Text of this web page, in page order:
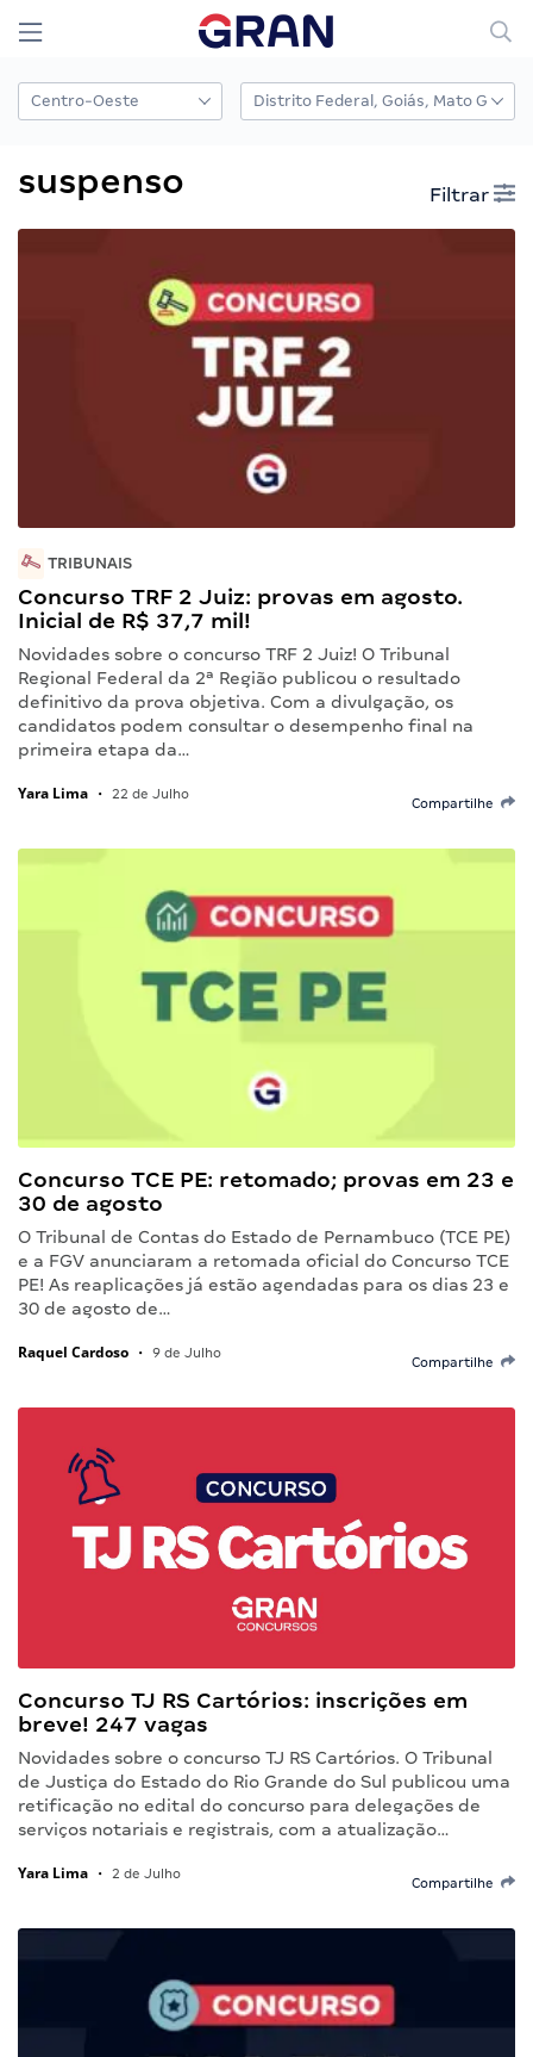
suspenso Filtrar
TRIBUNAIS
Concurso TRF 2 Juiz: provas em agosto.
Inicial de R$ 37,7 mil!
Novidades sobre o concurso TRF 2 Juiz! O Tribunal
Regional Federal da 2ª Região publicou o resultado
definitivo da prova objetiva. Com a divulgação, os
candidatos podem consultar o desempenho final na
primeira etapa da…
Yara Lima • 22 de Julho
Compartilhe
Concurso TCE PE: retomado; provas em 23 e
30 de agosto
O Tribunal de Contas do Estado de Pernambuco (TCE PE)
e a FGV anunciaram a retomada oficial do Concurso TCE
PE! As reaplicações já estão agendadas para os dias 23 e
30 de agosto de…
Raquel Cardoso • 9 de Julho
Compartilhe
Concurso TJ RS Cartórios: inscrições em
breve! 247 vagas
Novidades sobre o concurso TJ RS Cartórios. O Tribunal
de Justiça do Estado do Rio Grande do Sul publicou uma
retificação no edital do concurso para delegações de
serviços notariais e registrais, com a atualização…
Yara Lima • 2 de Julho
Compartilhe